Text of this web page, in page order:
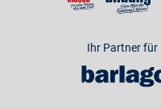
Ihr Partner für